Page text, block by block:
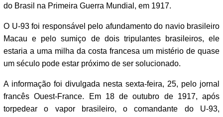
do Brasil na Primeira Guerra Mundial, em 1917.
O U-93 foi responsável pelo afundamento do navio brasileiro
Macau e pelo sumiço de dois tripulantes brasileiros, ele
estaria a uma milha da costa francesa um mistério de quase
um século pode estar próximo de ser solucionado.
A informação foi divulgada nesta sexta-feira, 25, pelo jornal
francês Ouest-France. Em 18 de outubro de 1917, após
torpedear o vapor brasileiro, o comandante do U-93,